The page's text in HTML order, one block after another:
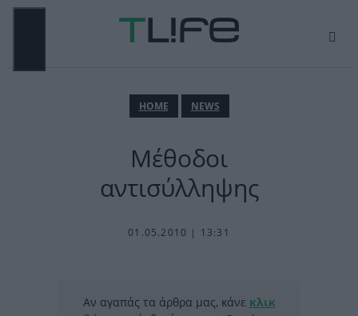
Μετάβαση
ΗΟΜΕ NEWS
Μέθοδοι
αντισύλληψης
01.05.2010 | 13:31
Αν αγαπάς τα άρθρα μας, κάνε κλικ